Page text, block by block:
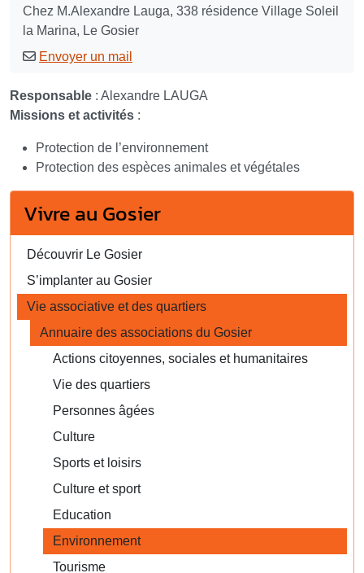
Chez M.Alexandre Lauga, 338 résidence Village Soleil
la Marina, Le Gosier
Envoyer un mail
Responsable : Alexandre LAUGA
Missions et activités :
Protection de l’environnement
Protection des espèces animales et végétales
Vivre au Gosier
Découvrir Le Gosier
S’implanter au Gosier
Vie associative et des quartiers
Annuaire des associations du Gosier
Actions citoyennes, sociales et humanitaires
Vie des quartiers
Personnes âgées
Culture
Sports et loisirs
Culture et sport
Education
Environnement
Tourisme